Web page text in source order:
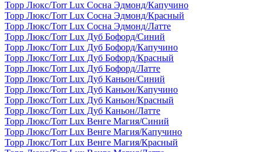
Торр Люкс/Torr Lux Сосна Эдмонд/Капучино
Торр Люкс/Torr Lux Сосна Эдмонд/Красный
Торр Люкс/Torr Lux Сосна Эдмонд/Латте
Торр Люкс/Torr Lux Дуб Бофорд/Синий
Торр Люкс/Torr Lux Дуб Бофорд/Капучино
Торр Люкс/Torr Lux Дуб Бофорд/Красный
Торр Люкс/Torr Lux Дуб Бофорд/Латте
Торр Люкс/Torr Lux Дуб Каньон/Синий
Торр Люкс/Torr Lux Дуб Каньон/Капучино
Торр Люкс/Torr Lux Дуб Каньон/Красный
Торр Люкс/Torr Lux Дуб Каньон/Латте
Торр Люкс/Torr Lux Венге Магия/Синий
Торр Люкс/Torr Lux Венге Магия/Капучино
Торр Люкс/Torr Lux Венге Магия/Красный